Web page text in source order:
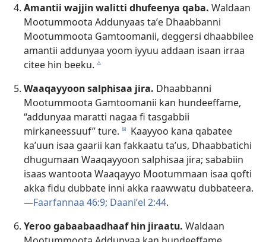
Amantii wajjin walitti dhufeenya qaba. Waldaan
Mootummoota Addunyaas taʼe Dhaabbanni
Mootummoota Gamtoomanii, deggersi dhaabbilee
amantii addunyaa yoom iyyuu addaan isaan irraa
citee hin beeku. c
Waaqayyoon salphisaa jira. Dhaabbanni
Mootummoota Gamtoomanii kan hundeeffame,
“addunyaa maratti nagaa fi tasgabbii
mirkaneessuuf” ture. d Kaayyoo kana qabatee
kaʼuun isaa gaarii kan fakkaatu taʼus, Dhaabbatichi
dhugumaan Waaqayyoon salphisaa jira; sababiin
isaas wantoota Waaqayyo Mootummaan isaa qofti
akka fidu dubbate inni akka raawwatu dubbateera.
—Faarfannaa 46:9; Daaniʼel 2:44.
Yeroo gabaabaadhaaf hin jiraatu. Waldaan